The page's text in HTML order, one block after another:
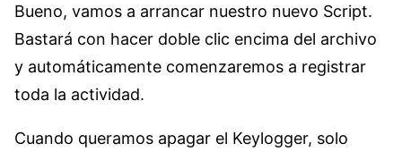
Bueno, vamos a arrancar nuestro nuevo Script.
Bastará con hacer doble clic encima del archivo
y automáticamente comenzaremos a registrar
toda la actividad.
Cuando queramos apagar el Keylogger, solo